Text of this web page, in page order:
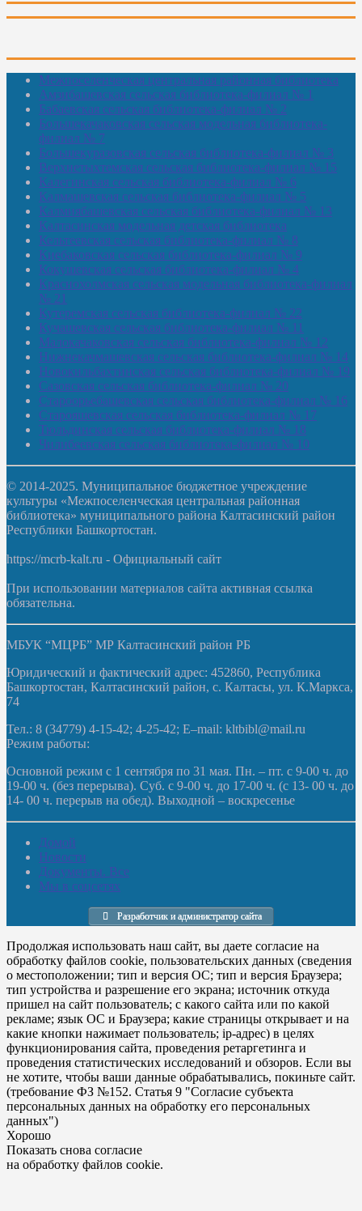
Межпоселенческая центральная районная библиотека
Амзибашевская сельская библиотека-филиал № 1
Бабаевская сельская библиотека-филиал № 2
Большекачаковская сельская модельная библиотека-
филиал № 7
Большекуразовская сельская библиотека-филиал № 3
Верхнетыхтемская сельская библиотека-филиал № 15
Калегинская сельская библиотека-филиал № 6
Калмашевская сельская библиотека-филиал № 5
Калмиябашевская сельская библиотека-филиал № 13
Калтасинская модельная детская библиотека
Кельтеевская сельская библиотека-филиал № 8
Киебаковская сельская библиотека-филиал № 9
Кокушевская сельская библиотека-филиал № 4
Краснохолмская сельская модельная библиотека-филиал
№ 21
Кутеремская сельская библиотека-филиал № 22
Кучашевская сельская библиотека-филиал № 11
Малокачаковская сельская библиотека-филиал № 12
Нижнекачмашевская сельская библиотека-филиал № 14
Новокильбахтинская сельская библиотека-филиал № 19
Сазовская сельская библиотека-филиал № 20
Староорьебашевская сельская библиотека-филиал № 16
Старояшевская сельская библиотека-филиал № 17
Тюльдинская сельская библиотека-филиал № 18
Чилибеевская сельская библиотека-филиал № 10
© 2014-2025. Муниципальное бюджетное учреждение
культуры «Межпоселенческая центральная районная
библиотека» муниципального района Калтасинский район
Республики Башкортостан.
https://mcrb-kalt.ru - Официальный сайт
При использовании материалов сайта активная ссылка
обязательна.
МБУК “МЦРБ” МР Калтасинский район РБ
Юридический и фактический адрес: 452860, Республика
Башкортостан, Калтасинский район, с. Калтасы, ул. К.Маркса,
74
Тел.: 8 (34779) 4-15-42; 4-25-42; E–mail: kltbibl@mail.ru
Режим работы:
Основной режим с 1 сентября по 31 мая. Пн. – пт. с 9-00 ч. до
19-00 ч. (без перерыва). Суб. с 9-00 ч. до 17-00 ч. (с 13- 00 ч. до
14- 00 ч. перерыв на обед). Выходной – воскресенье
Домой
Новости
Документы. Все
Мы в соцсетях
Разработчик и администратор сайта
Продолжая использовать наш сайт, вы даете согласие на
обработку файлов cookie, пользовательских данных (сведения
о местоположении; тип и версия ОС; тип и версия Браузера;
тип устройства и разрешение его экрана; источник откуда
пришел на сайт пользователь; с какого сайта или по какой
рекламе; язык ОС и Браузера; какие страницы открывает и на
какие кнопки нажимает пользователь; ip-адрес) в целях
функционирования сайта, проведения ретаргетинга и
проведения статистических исследований и обзоров. Если вы
не хотите, чтобы ваши данные обрабатывались, покиньте сайт.
(требование ФЗ №152. Статья 9 "Согласие субъекта
персональных данных на обработку его персональных
данных")
Хорошо
Показать снова согласие
на обработку файлов cookie.